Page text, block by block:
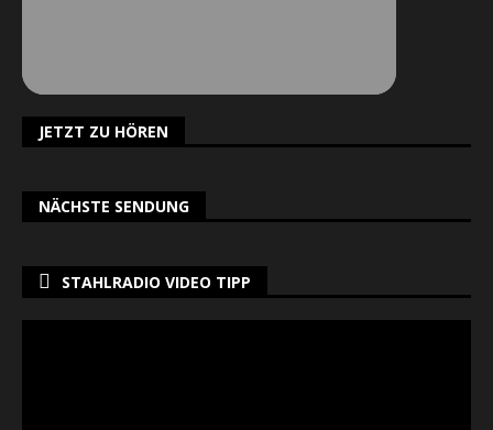
JETZT ZU HÖREN
NÄCHSTE SENDUNG
STAHLRADIO VIDEO TIPP